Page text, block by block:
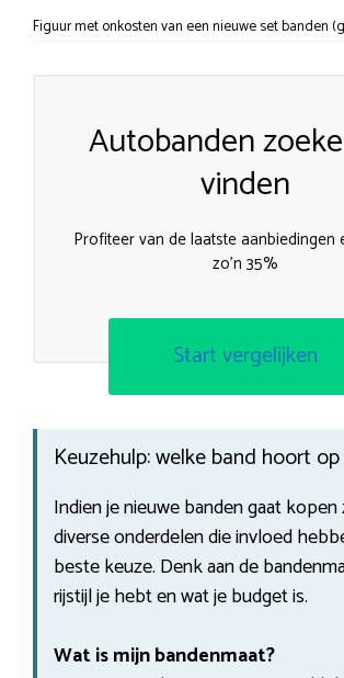
Figuur met onkosten van een nieuwe set banden
Autobanden
vinden
Profiteer van de laatste aanbiedingen
zo’n 35%
Start vergelijken
Keuzehulp: welke band hoort
Indien je nieuwe banden gaat kopen
diverse onderdelen die invloed
beste keuze. Denk aan de
rijstijl je hebt en wat je budget is.
Wat is mijn bandenmaat?